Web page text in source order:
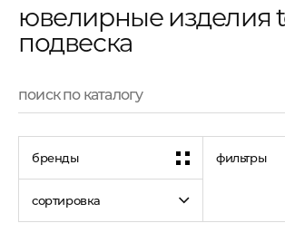
ювелирные изделия
подвеска
бренды фильтры
сортировка